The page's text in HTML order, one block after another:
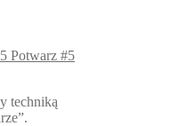
Potwarz #5
techniką